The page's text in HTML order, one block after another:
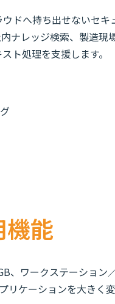
ドへ持ち出せないセキ
ナレッジ検索、製造現
ト処理を支援します。
能
、ワークステーション
リケーションを大きく